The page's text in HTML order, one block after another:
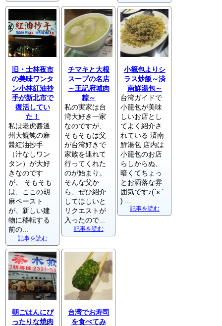
旧・士林夜市
の美味ワンタ
ン小林紅油抄
手が新北市で
復活してい
た！
私は老虎醬溫
州大餛飩の麻
醤紅油抄手
（汁なしワン
タン）が大好
きなのです
が、 そもそも
は、ここの胡
麻ペースト
が、新しい建
物に移転する
前の...
記事を読む
チマキと大根
スープの名店
～王記府城肉
粽～
私の実家は台
湾大好き一家
なのですが、
そもそもは父
が台湾好きで
家族を連れて
行ってくれた
のが始まり。
そんな父か
ら、ぜひ紹介
してほしいと
リクエストが
入ったので...
記事を読む
小籠包よりシ
ラス炒飯～済
南鮮湯包～
台湾ガイドで
小籠包が美味
しいお店とし
てよく紹介さ
れている 済南
鮮湯包 店内は
小籠包のお店
らしからぬ、
暗くてちょっ
とお洒落な雰
囲気です♪(´ε｀
) ...
記事を読む
朝ごはんにぴ
ったりな焼肉
台湾でお寿司
を食べてみ